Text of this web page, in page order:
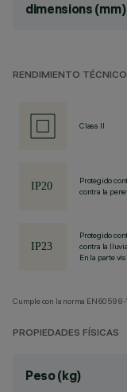
dimensions (mm)
RENDIMIENTO TÉCNICO
Class II
Protegido
contra la
Protegido
contra la
En la parte
Cumple con la norma EN60598-
PROPIEDADES FÍSICAS
Peso (kg)